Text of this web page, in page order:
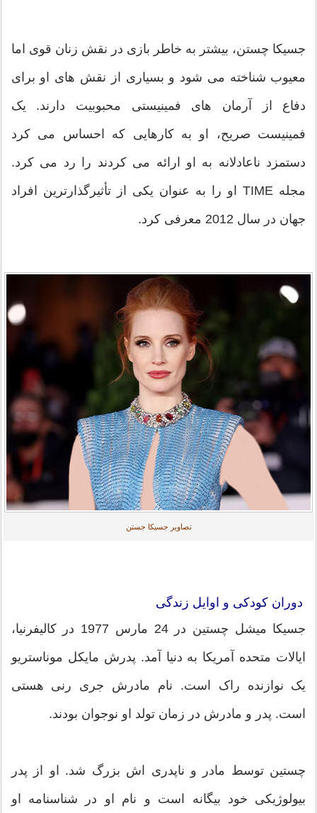
جسیکا چستن، بیشتر به خاطر بازی در نقش زنان قوی اما
معیوب شناخته می شود و بسیاری از نقش های او برای
دفاع از آرمان های فمینیستی محبوبیت دارند. یک
فمینیست صریح، او به کارهایی که احساس می کرد
دستمزد ناعادلانه به او ارائه می کردند را رد می کرد.
مجله TIME او را به عنوان یکی از تأثیرگذارترین افراد
جهان در سال 2012 معرفی کرد.
تصاویر جسیکا جستن
دوران کودکی و اوایل زندگی
جسیکا میشل چستین در 24 مارس 1977 در کالیفرنیا،
ایالات متحده آمریکا به دنیا آمد. پدرش مایکل موناستریو
یک نوازنده راک است. نام مادرش جری رنی هستی
است. پدر و مادرش در زمان تولد او نوجوان بودند.
چستین توسط مادر و ناپدری اش بزرگ شد. او از پدر
بیولوژیکی خود بیگانه است و نام او در شناسنامه او